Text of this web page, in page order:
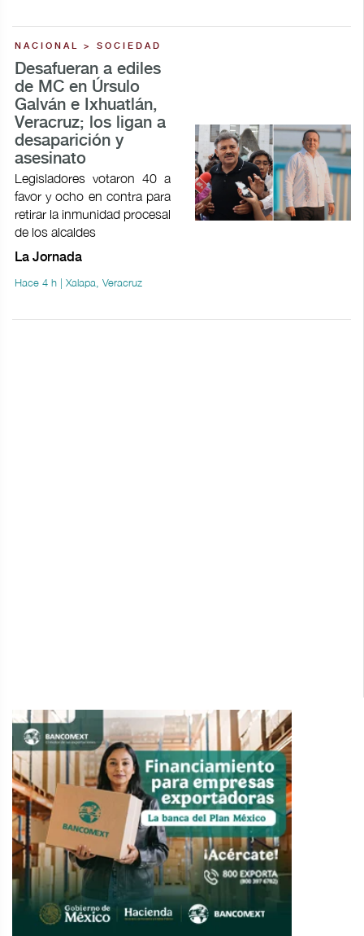
NACIONAL > SOCIEDAD
Desafueran a ediles
de MC en Úrsulo
Galván e Ixhuatlán,
Veracruz; los ligan a
desaparición y
asesinato
Legisladores votaron 40 a
favor y ocho en contra para
retirar la inmunidad procesal
de los alcaldes
La Jornada
Hace 4 h | Xalapa, Veracruz